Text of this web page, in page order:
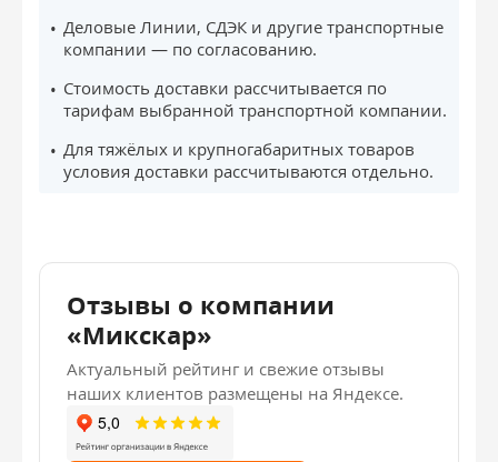
Деловые Линии, СДЭК и другие транспортные
компании — по согласованию.
Стоимость доставки рассчитывается по
тарифам выбранной транспортной компании.
Для тяжёлых и крупногабаритных товаров
условия доставки рассчитываются отдельно.
Отзывы о компании
«Микскар»
Актуальный рейтинг и свежие отзывы
наших клиентов размещены на Яндексе.